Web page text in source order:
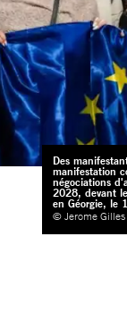
Des
manifestation
négociations
2028, devant
en Géorgie, le
© Jerome